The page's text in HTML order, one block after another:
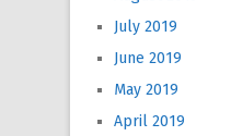
July 2019
June 2019
May 2019
April 2019